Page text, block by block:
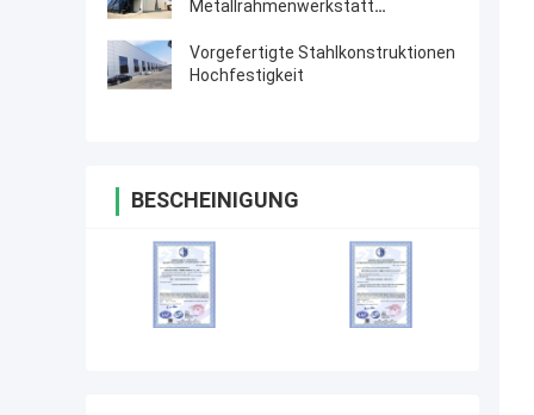
Metallrahmenwerkstatt
Vorgefertigte Stahlkonstruktionen
Hochfestigkeit
BESCHEINIGUNG